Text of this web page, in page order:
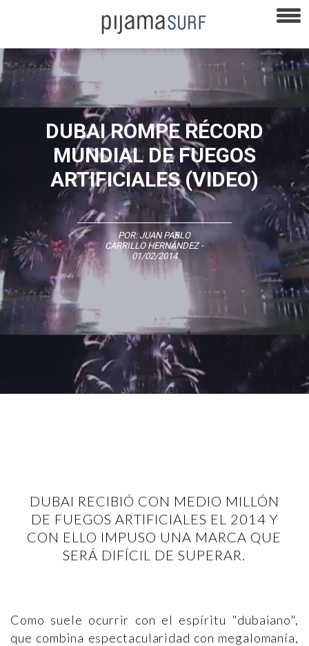
DUBAI ROMPE RÉCORD
MUNDIAL DE FUEGOS
ARTIFICIALES (VIDEO)
POR:JUAN PABLO
CARRILLO HERNÁNDEZ-
01/02/2014
DUBAI RECIBIÓ CON MEDIO MILLÓN
DE FUEGOS ARTIFICIALES EL 2014 Y
CON ELLO IMPUSO UNA MARCA QUE
SERÁ DIFÍCIL DE SUPERAR.
Como suele ocurrir con el espíritu "dubaiano",
que combina espectacularidad con megalomanía,